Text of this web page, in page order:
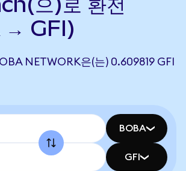
→ GFI)
NETWORK은(는) 0.609819 GFI
BOBA
GFI